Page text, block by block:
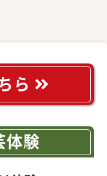
ら
体験